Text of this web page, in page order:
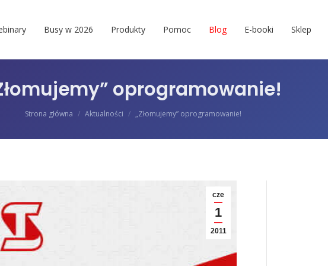
Busy w 2026 Produkty Pomoc Blog E-booki Sklep
oprogramowanie!
Jesteś tutaj:
Strona główna Aktualności „Złomujemy” oprogramowanie!
cze
1
2011